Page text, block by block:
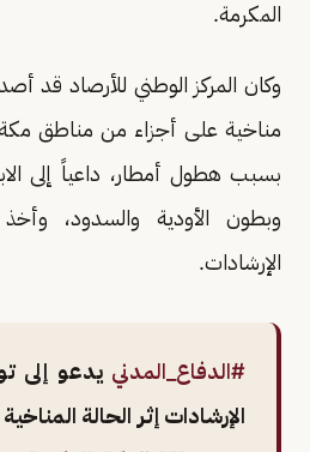
المكرمة.
وكان المركز الوطني للأرصاد قد
مناخية على أجزاء من مناطق مكة
بسبب هطول أمطار، داعياً إلى
وبطون الأودية والسدود، وأخذ
الإرشادات.
#الدفاع_المدني يدعو إلى
الإرشادات إثر الحالة